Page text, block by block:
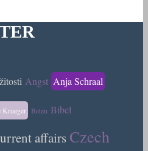
Angst Anja Schraal
Krueger Beten Bibel
affairs Czech